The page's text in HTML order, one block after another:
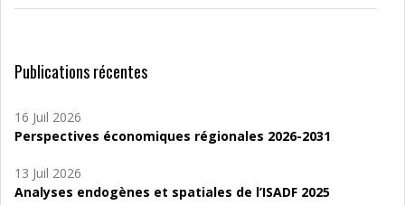
Publications récentes
16 Juil 2026
Perspectives économiques régionales 2026-2031
13 Juil 2026
Analyses endogènes et spatiales de l’ISADF 2025